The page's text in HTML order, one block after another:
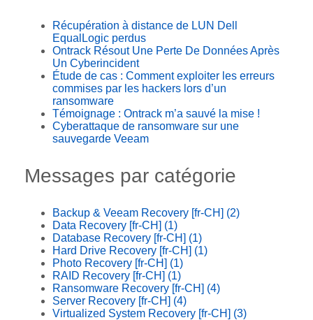
Récupération à distance de LUN Dell
EqualLogic perdus
Ontrack Résout Une Perte De Données Après
Un Cyberincident
Étude de cas : Comment exploiter les erreurs
commises par les hackers lors d’un
ransomware
Témoignage : Ontrack m’a sauvé la mise !
Cyberattaque de ransomware sur une
sauvegarde Veeam
Messages par catégorie
Backup & Veeam Recovery [fr-CH] (2)
Data Recovery [fr-CH] (1)
Database Recovery [fr-CH] (1)
Hard Drive Recovery [fr-CH] (1)
Photo Recovery [fr-CH] (1)
RAID Recovery [fr-CH] (1)
Ransomware Recovery [fr-CH] (4)
Server Recovery [fr-CH] (4)
Virtualized System Recovery [fr-CH] (3)